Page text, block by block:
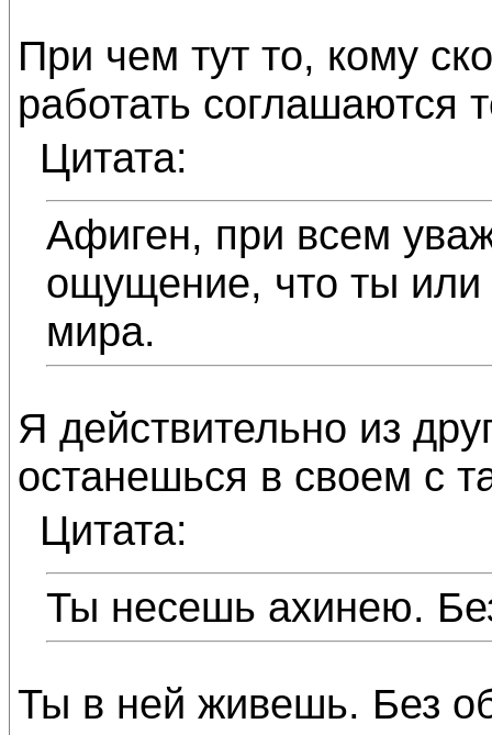
При чем тут то, кому
работать соглашаются
Цитата:
Афиген, при всем
ощущение, что ты или
мира.
Я действительно из
останешься в своем с
Цитата:
Ты несешь ахинею.
Ты в ней живешь. Без